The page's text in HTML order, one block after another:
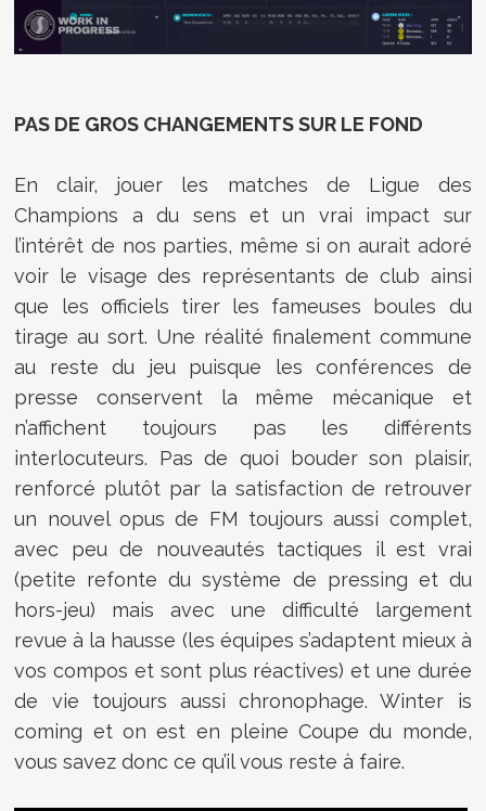
PAS DE GROS CHANGEMENTS SUR LE FOND
En clair, jouer les matches de Ligue des
Champions a du sens et un vrai impact sur
l’intérêt de nos parties, même si on aurait adoré
voir le visage des représentants de club ainsi
que les officiels tirer les fameuses boules du
tirage au sort. Une réalité finalement commune
au reste du jeu puisque les conférences de
presse conservent la même mécanique et
n’affichent toujours pas les différents
interlocuteurs. Pas de quoi bouder son plaisir,
renforcé plutôt par la satisfaction de retrouver
un nouvel opus de FM toujours aussi complet,
avec peu de nouveautés tactiques il est vrai
(petite refonte du système de pressing et du
hors-jeu) mais avec une difficulté largement
revue à la hausse (les équipes s’adaptent mieux à
vos compos et sont plus réactives) et une durée
de vie toujours aussi chronophage. Winter is
coming et on est en pleine Coupe du monde,
vous savez donc ce qu’il vous reste à faire.